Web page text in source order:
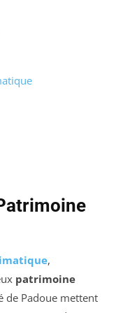
,
patrimoine
de Padoue mettent